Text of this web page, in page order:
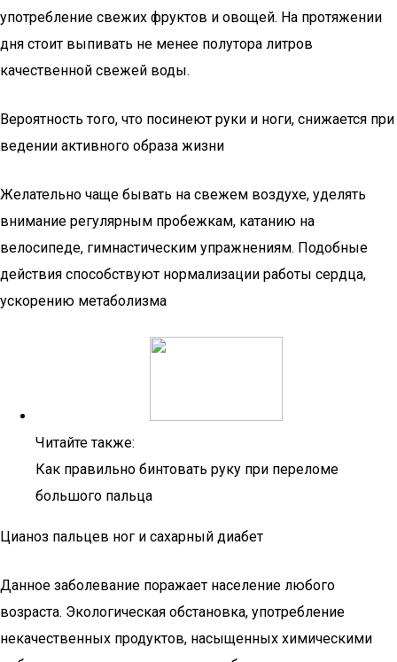
употребление свежих фруктов и овощей. На протяжении
дня стоит выпивать не менее полутора литров
качественной свежей воды.
Вероятность того, что посинеют руки и ноги, снижается при
ведении активного образа жизни
Желательно чаще бывать на свежем воздухе, уделять
внимание регулярным пробежкам, катанию на
велосипеде, гимнастическим упражнениям. Подобные
действия способствуют нормализации работы сердца,
ускорению метаболизма
Читайте также:
Как правильно бинтовать руку при переломе
большого пальца
Цианоз пальцев ног и сахарный диабет
Данное заболевание поражает население любого
возраста. Экологическая обстановка, употребление
некачественных продуктов, насыщенных химическими